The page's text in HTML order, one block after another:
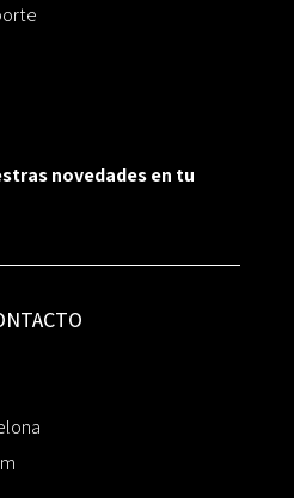
novedades en tu